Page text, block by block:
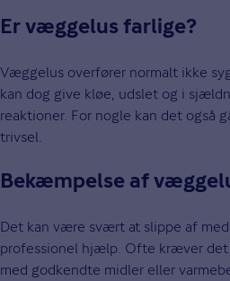
Er væggelus farlige?
Væggelus overfører normalt ikke
kan dog give kløe, udslet og i
reaktioner. For nogle kan det også
trivsel.
Bekæmpelse af
Det kan være svært at slippe af
professionel hjælp. Ofte kræver
med godkendte midler eller